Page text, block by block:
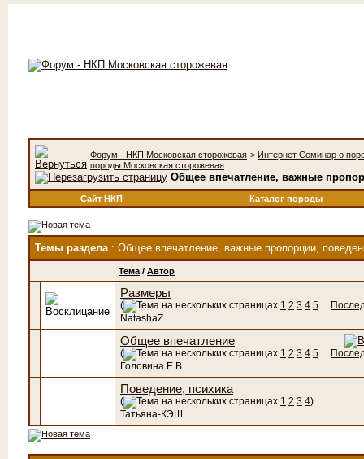
Форум - НКП Московская сторожевая > Интернет Семинар о
породы Московская сторожевая
Общее впечатление, важные
Сайт НКП Каталог породы
Темы раздела: Общее впечатление, важные пропорции,
Тема / Автор
Размеры
( 1 2 3 4 5 ...
NatashaZ
Общее впечатление
( 1 2 3 4 5 ...
Головина Е.В.
Поведение, психика
( 1 2 3 4)
Татьяна-КЭШ